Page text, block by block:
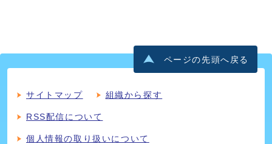
ページの先頭へ戻る
サイトマップ 組織から探す
RSS配信について
個人情報の取り扱いについて